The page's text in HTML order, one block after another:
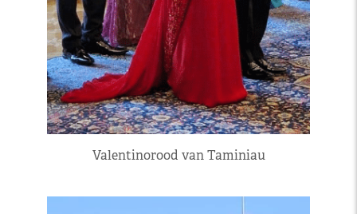
Valentinorood van Taminiau